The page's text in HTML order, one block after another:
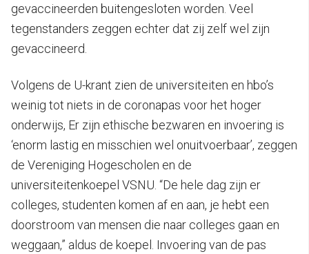
gevaccineerden buitengesloten worden. Veel
tegenstanders zeggen echter dat zij zelf wel zijn
gevaccineerd.
Volgens de U-krant zien de universiteiten en hbo’s
weinig tot niets in de coronapas voor het hoger
onderwijs, Er zijn ethische bezwaren en invoering is
‘enorm lastig en misschien wel onuitvoerbaar’, zeggen
de Vereniging Hogescholen en de
universiteitenkoepel VSNU. “De hele dag zijn er
colleges, studenten komen af en aan, je hebt een
doorstroom van mensen die naar colleges gaan en
weggaan,” aldus de koepel. Invoering van de pas